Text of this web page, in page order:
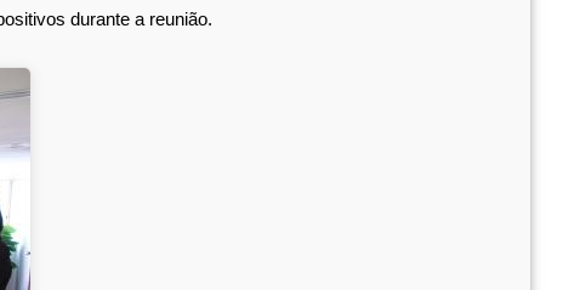
durante a reunião.